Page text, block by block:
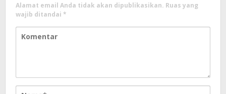
Alamat email Anda tidak akan dipublikasikan. Ruas yang
wajib ditandai *